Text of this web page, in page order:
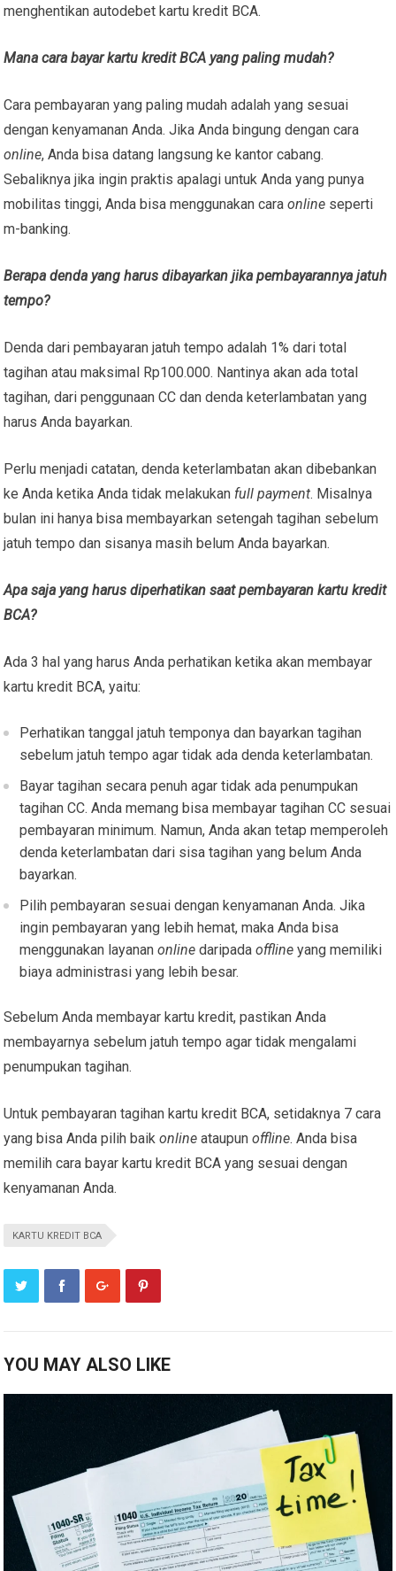
menghentikan autodebet kartu kredit BCA.
Mana cara bayar kartu kredit BCA yang paling mudah?
Cara pembayaran yang paling mudah adalah yang sesuai
dengan kenyamanan Anda. Jika Anda bingung dengan cara
online, Anda bisa datang langsung ke kantor cabang.
Sebaliknya jika ingin praktis apalagi untuk Anda yang punya
mobilitas tinggi, Anda bisa menggunakan caraonline seperti
m-banking.
Berapa denda yang harus dibayarkan jika pembayarannya jatuh
tempo?
Denda dari pembayaran jatuh tempo adalah 1% dari total
tagihan atau maksimal Rp100.000. Nantinya akan ada total
tagihan, dari penggunaan CC dan denda keterlambatan yang
harus Anda bayarkan.
Perlu menjadi catatan, denda keterlambatan akan dibebankan
ke Anda ketika Anda tidak melakukan full payment. Misalnya
bulan ini hanya bisa membayarkan setengah tagihan sebelum
jatuh tempo dan sisanya masih belum Anda bayarkan.
Apa saja yang harus diperhatikan saat pembayaran kartu kredit
BCA?
Ada 3 hal yang harus Anda perhatikan ketika akan membayar
kartu kredit BCA, yaitu:
Perhatikan tanggal jatuh temponya dan bayarkan tagihan
sebelum jatuh tempo agar tidak ada denda keterlambatan.
Bayar tagihan secara penuh agar tidak ada penumpukan
tagihan CC. Anda memang bisa membayar tagihan CC sesuai
pembayaran minimum. Namun, Anda akan tetap memperoleh
denda keterlambatan dari sisa tagihan yang belum Anda
bayarkan.
Pilih pembayaran sesuai dengan kenyamanan Anda. Jika
ingin pembayaran yang lebih hemat, maka Anda bisa
menggunakan layananonlinedaripadaofflineyang memiliki
biaya administrasi yang lebih besar.
Sebelum Anda membayar kartu kredit, pastikan Anda
membayarnya sebelum jatuh tempo agar tidak mengalami
penumpukan tagihan.
Untuk pembayaran tagihan kartu kredit BCA, setidaknya 7 cara
yang bisa Anda pilih baikonlineataupunoffline. Anda bisa
memilihcara bayar kartu kredit BCA yang sesuai dengan
kenyamanan Anda.
KARTU KREDIT BCA
YOU MAY ALSO LIKE